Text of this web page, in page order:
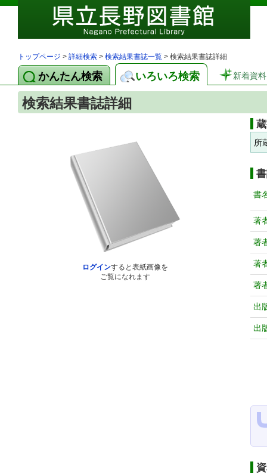
トップページ > 詳細検索 > 検索結果書誌一覧 > 検索結果書誌詳細
かんたん検索 いろいろ検索 新着資料
検索結果書誌詳細
ログインすると表紙画像を
ご覧になれます
所
書
著
著
著
著
出
出